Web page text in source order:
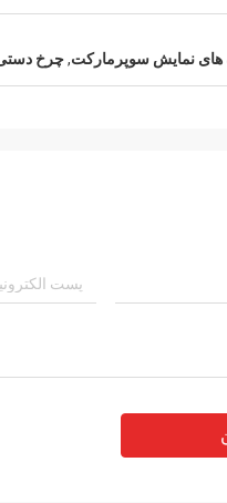
نمایش سوپرمارکت,چرخ